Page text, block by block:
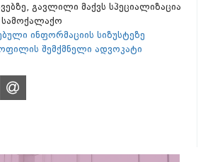
გავლილი მაქვს სპეციალიზაცია
სამოქალაქო
ინფორმაციის სიზუსტეზე
შემქმნელი ადვოკატი